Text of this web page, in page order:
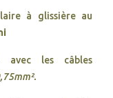
à glissière au
avec les câbles